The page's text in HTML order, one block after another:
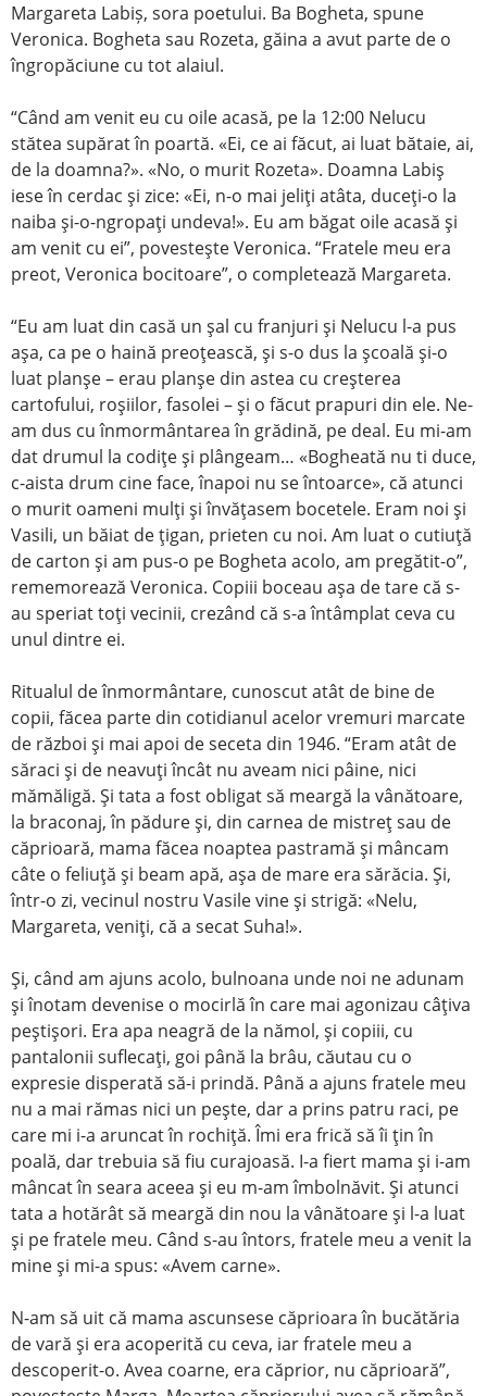
Margareta Labiș, sora poetului. Ba Bogheta, spune
Veronica. Bogheta sau Rozeta, găina a avut parte de o
îngropăciune cu tot alaiul.
“Când am venit eu cu oile acasă, pe la 12:00 Nelucu
stătea supărat în poartă. «Ei, ce ai făcut, ai luat bătaie, ai,
de la doamna?». «No, o murit Rozeta». Doamna Labiş
iese în cerdac şi zice: «Ei, n-o mai jeliţi atâta, duceţi-o la
naiba şi-o-ngropaţi undeva!». Eu am băgat oile acasă şi
am venit cu ei”, povesteşte Veronica. “Fratele meu era
preot, Veronica bocitoare”, o completează Margareta.
“Eu am luat din casă un şal cu franjuri şi Nelucu l-a pus
aşa, ca pe o haină preoţească, şi s-o dus la şcoală şi-o
luat planşe – erau planşe din astea cu creşterea
cartofului, roşiilor, fasolei – şi o făcut prapuri din ele. Ne-
am dus cu înmormântarea în grădină, pe deal. Eu mi-am
dat drumul la codiţe şi plângeam… «Bogheată nu ti duce,
c-aista drum cine face, înapoi nu se întoarce», că atunci
o murit oameni mulţi şi învăţasem bocetele. Eram noi şi
Vasili, un băiat de ţigan, prieten cu noi. Am luat o cutiuţă
de carton şi am pus-o pe Bogheta acolo, am pregătit-o”,
rememorează Veronica. Copiii boceau aşa de tare că s-
au speriat toţi vecinii, crezând că s-a întâmplat ceva cu
unul dintre ei.
Ritualul de înmormântare, cunoscut atât de bine de
copii, făcea parte din cotidianul acelor vremuri marcate
de război şi mai apoi de seceta din 1946. “Eram atât de
săraci şi de neavuţi încât nu aveam nici pâine, nici
mămăligă. Şi tata a fost obligat să meargă la vânătoare,
la braconaj, în pădure şi, din carnea de mistreţ sau de
căprioară, mama făcea noaptea pastramă şi mâncam
câte o feliuţă şi beam apă, aşa de mare era sărăcia. Şi,
într-o zi, vecinul nostru Vasile vine şi strigă: «Nelu,
Margareta, veniţi, că a secat Suha!».
Şi, când am ajuns acolo, bulnoana unde noi ne adunam
şi înotam devenise o mocirlă în care mai agonizau câţiva
peştişori. Era apa neagră de la nămol, şi copiii, cu
pantalonii suflecaţi, goi până la brâu, căutau cu o
expresie disperată să-i prindă. Până a ajuns fratele meu
nu a mai rămas nici un peşte, dar a prins patru raci, pe
care mi i-a aruncat în rochiţă. Îmi era frică să îi ţin în
poală, dar trebuia să fiu curajoasă. I-a fiert mama şi i-am
mâncat în seara aceea şi eu m-am îmbolnăvit. Şi atunci
tata a hotărât să meargă din nou la vânătoare şi l-a luat
şi pe fratele meu. Când s-au întors, fratele meu a venit la
mine şi mi-a spus: «Avem carne».
N-am să uit că mama ascunsese căprioara în bucătăria
de vară şi era acoperită cu ceva, iar fratele meu a
descoperit-o. Avea coarne, era căprior, nu căprioară”,